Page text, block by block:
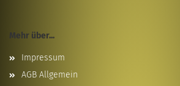
Mehr über...
Impressum
AGB Allgemein